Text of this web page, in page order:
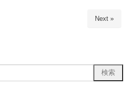
Next »